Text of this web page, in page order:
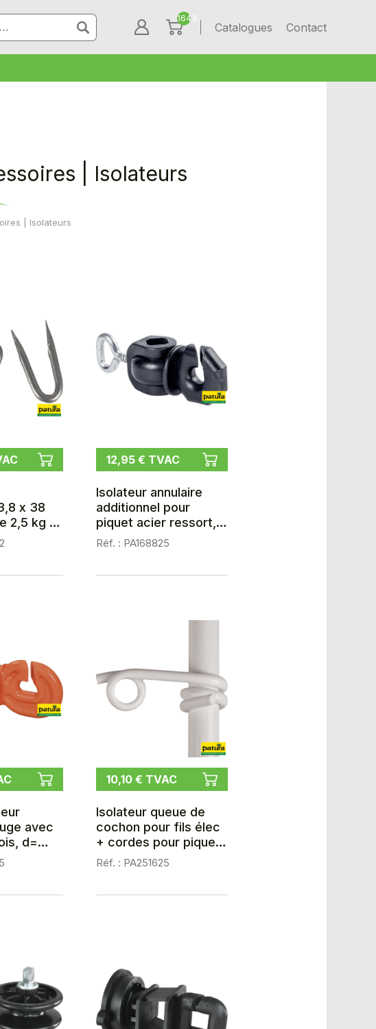
1643
Catalogues Contact
| Isolateurs
| Isolateurs
x 38
2,5 kg (1
pcs)
12,95 € TVAC
Isolateur annulaire
additionnel pour
piquet acier ressort,
les 25
Réf. : PA168825
avec
d=
10,10 € TVAC
Isolateur queue de
cochon pour fils élec
+ cordes pour piquets
d=12mm (x25)
Réf. : PA251625